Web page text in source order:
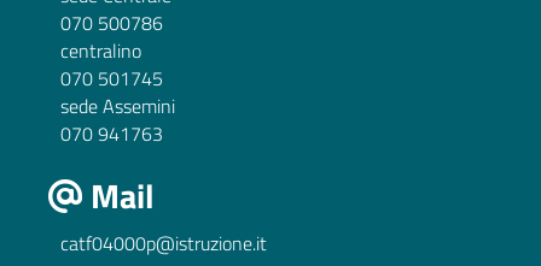
070 500786
centralino
070 501745
sede Assemini
070 941763
Mail
catf04000p@istruzione.it